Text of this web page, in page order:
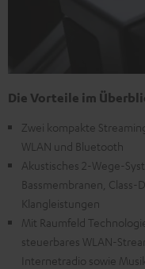
Die Vorteile im
Zwei kompakte
WLAN und Bluetooth
Akustisches 2-Wege-
Bassmembranen,
Klangleistungen
Mit Raumfeld
steuerbares WLAN-
Internetradio sowie